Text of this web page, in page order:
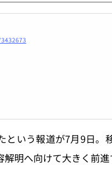
いう報道が7月9日。
明へ向けて大きく前進